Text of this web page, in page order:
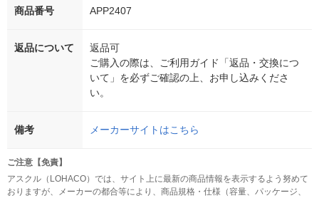
商品番号 APP2407
返品について
返品可
ご購入の際は、ご利用ガイド「返品・交換につ
いて」を必ずご確認の上、お申し込みくださ
い。
備考 メーカーサイトはこちら
ご注意【免責】
アスクル（LOHACO）では、サイト上に最新の商品情報を表示するよう努めて
おりますが、メーカーの都合等により、商品規格・仕様（容量、パッケージ、